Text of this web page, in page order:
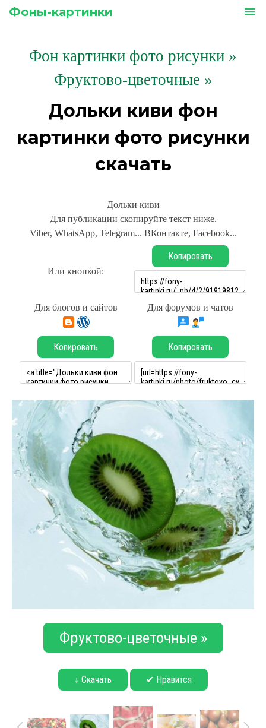
Фоны-картинки menu
Фон картинки фото рисунки »
Фруктово-цветочные »
Дольки киви фон
картинки фото рисунки
скачать
Дольки киви
Для публикации скопируйте текст ниже.
Viber, WhatsApp, Telegram... ВКонтакте, Facebook...
Или кнопкой:
Копировать
Для блогов и сайтов Для форумов и чатов
Копировать Копировать
Фруктово-цветочные »
↓ Скачать ✔ Нравится